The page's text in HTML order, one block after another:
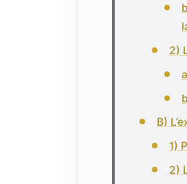
2)
B)
1)
2)